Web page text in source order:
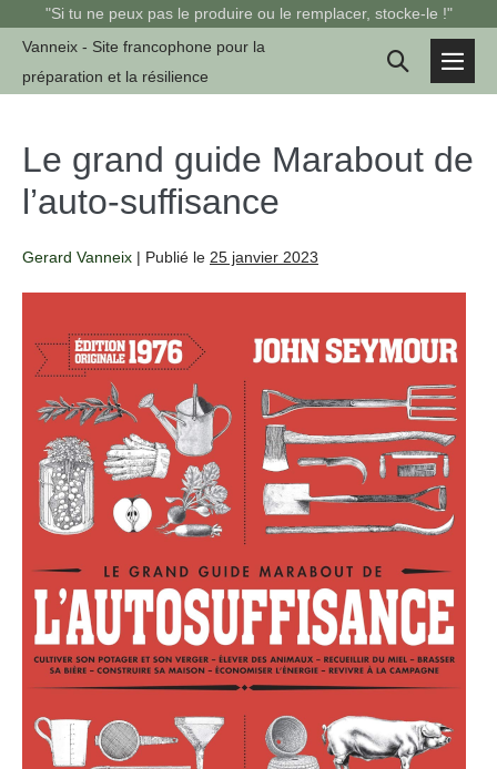
Sauter
contenu
"Si tu ne peux pas le produire ou le remplacer, stocke-le !"
Vanneix - Site francophone pour la
préparation et la résilience
Basculer
la
Le grand guide Marabout de
l’auto-suffisance
Gerard Vanneix | Publié le 25 janvier 2023